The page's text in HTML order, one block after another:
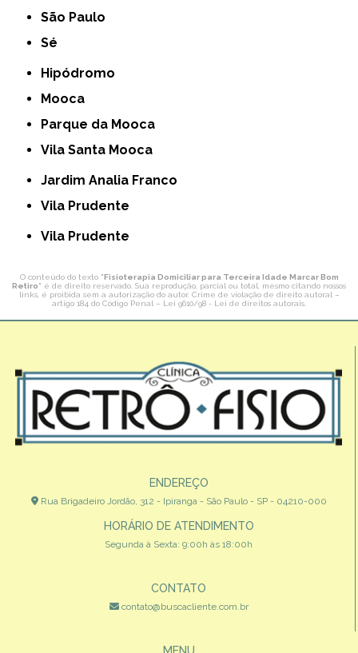
São Paulo
Sé
Hipódromo
Mooca
Parque da Mooca
Vila Santa Mooca
Jardim Analia Franco
Vila Prudente
Vila Prudente
O conteúdo do texto "Fisioterapia Domiciliar para Terceira Idade Marcar Bom
Retiro" é de direito reservado. Sua reprodução, parcial ou total, mesmo citando nossos
links, é proibida sem a autorização do autor. Crime de violação de direito autoral –
artigo 184 do Código Penal – Lei 9610/98 - Lei de direitos autorais
ENDEREÇO
Rua Brigadeiro Jordão, 312 - Ipiranga - São Paulo - SP - 04210-000
HORÁRIO DE ATENDIMENTO
Segunda à Sexta: 9:00h às 18:00h
CONTATO
contato@buscacliente.com.br
MENU